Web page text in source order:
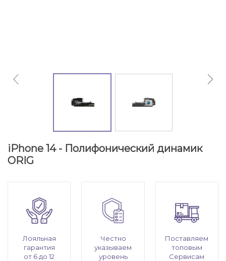
iPhone 14 - Полифонический динамик
ORIG
Лояльная
гарантия
от 6 до 12
Честно
указываем
уровень
Поставляем
топовым
Сервисам